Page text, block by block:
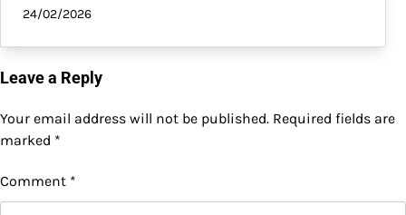
24/02/2026
Leave a Reply
Your email address will not be published. Required fields are
marked *
Comment *